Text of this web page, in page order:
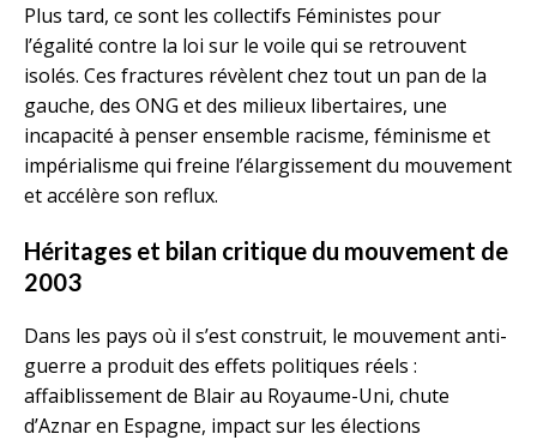
Plus tard, ce sont les collectifs Féministes pour
l’égalité contre la loi sur le voile qui se retrouvent
isolés. Ces fractures révèlent chez tout un pan de la
gauche, des ONG et des milieux libertaires, une
incapacité à penser ensemble racisme, féminisme et
impérialisme qui freine l’élargissement du mouvement
et accélère son reflux.
Héritages et bilan critique du mouvement de
2003
Dans les pays où il s’est construit, le mouvement anti-
guerre a produit des effets politiques réels :
affaiblissement de Blair au Royaume-Uni, chute
d’Aznar en Espagne, impact sur les élections